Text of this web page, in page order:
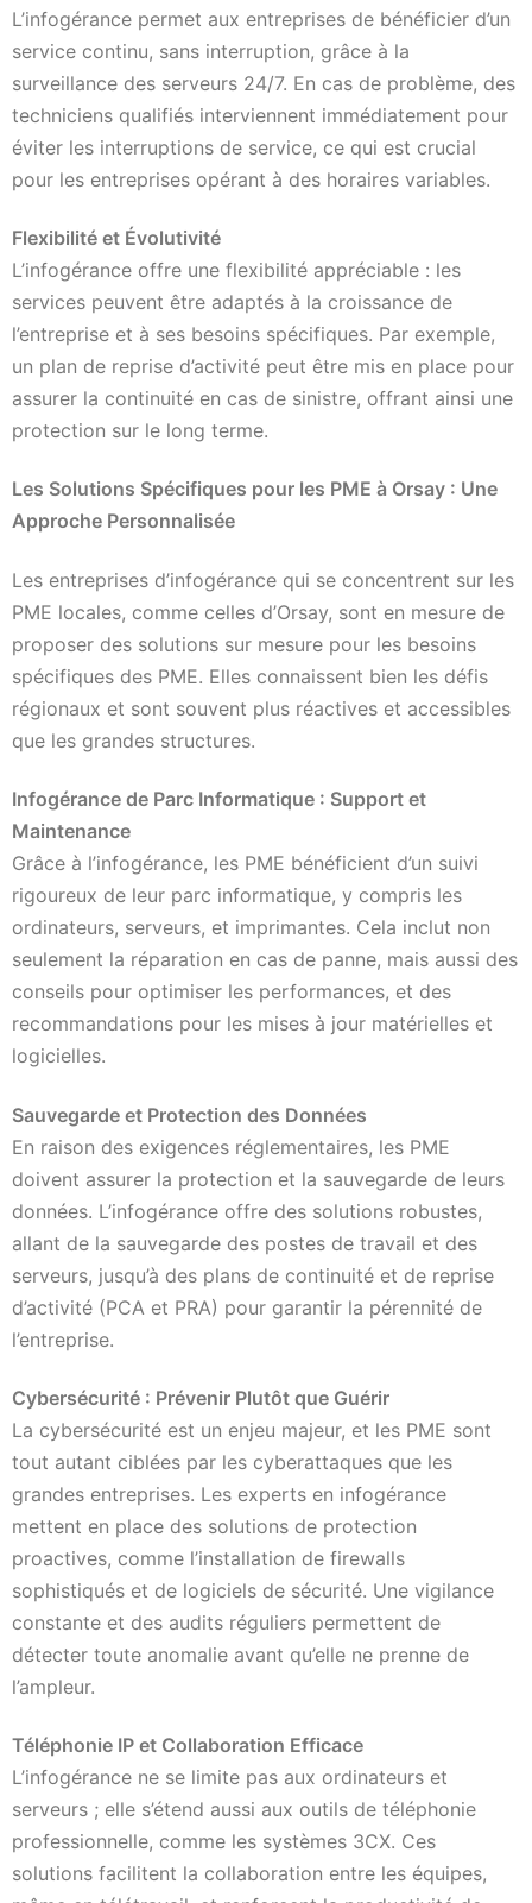
L’infogérance permet aux entreprises de bénéficier d’un
service continu, sans interruption, grâce à la
surveillance des serveurs 24/7. En cas de problème, des
techniciens qualifiés interviennent immédiatement pour
éviter les interruptions de service, ce qui est crucial
pour les entreprises opérant à des horaires variables.
Flexibilité et Évolutivité
L’infogérance offre une flexibilité appréciable : les
services peuvent être adaptés à la croissance de
l’entreprise et à ses besoins spécifiques. Par exemple,
un plan de reprise d’activité peut être mis en place pour
assurer la continuité en cas de sinistre, offrant ainsi une
protection sur le long terme.
Les Solutions Spécifiques pour les PME à Orsay : Une
Approche Personnalisée
Les entreprises d’infogérance qui se concentrent sur les
PME locales, comme celles d’Orsay, sont en mesure de
proposer des solutions sur mesure pour les besoins
spécifiques des PME. Elles connaissent bien les défis
régionaux et sont souvent plus réactives et accessibles
que les grandes structures.
Infogérance de Parc Informatique : Support et
Maintenance
Grâce à l’infogérance, les PME bénéficient d’un suivi
rigoureux de leur parc informatique, y compris les
ordinateurs, serveurs, et imprimantes. Cela inclut non
seulement la réparation en cas de panne, mais aussi des
conseils pour optimiser les performances, et des
recommandations pour les mises à jour matérielles et
logicielles.
Sauvegarde et Protection des Données
En raison des exigences réglementaires, les PME
doivent assurer la protection et la sauvegarde de leurs
données. L’infogérance offre des solutions robustes,
allant de la sauvegarde des postes de travail et des
serveurs, jusqu’à des plans de continuité et de reprise
d’activité (PCA et PRA) pour garantir la pérennité de
l’entreprise.
Cybersécurité : Prévenir Plutôt que Guérir
La cybersécurité est un enjeu majeur, et les PME sont
tout autant ciblées par les cyberattaques que les
grandes entreprises. Les experts en infogérance
mettent en place des solutions de protection
proactives, comme l’installation de firewalls
sophistiqués et de logiciels de sécurité. Une vigilance
constante et des audits réguliers permettent de
détecter toute anomalie avant qu’elle ne prenne de
l’ampleur.
Téléphonie IP et Collaboration Efficace
L’infogérance ne se limite pas aux ordinateurs et
serveurs ; elle s’étend aussi aux outils de téléphonie
professionnelle, comme les systèmes 3CX. Ces
solutions facilitent la collaboration entre les équipes,